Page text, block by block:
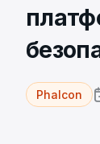
Phalcon